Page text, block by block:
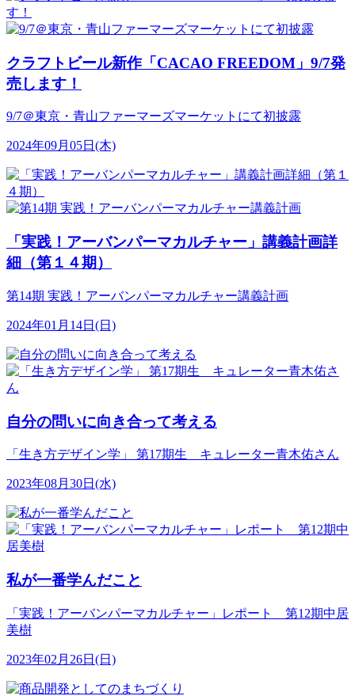
クラフトビール新作「CACAO FREEDOM」9/7発
売します！
9/7＠東京・青山ファーマーズマーケットにて初披露
2024年09月05日(木)
「実践！アーバンパーマカルチャー」講義計画詳
細（第１４期）
第14期 実践！アーバンパーマカルチャー講義計画
2024年01月14日(日)
自分の問いに向き合って考える
「生き方デザイン学」 第17期生 キュレーター青木佑さん
2023年08月30日(水)
私が一番学んだこと
「実践！アーバンパーマカルチャー」レポート 第12期中居
美樹
2023年02月26日(日)